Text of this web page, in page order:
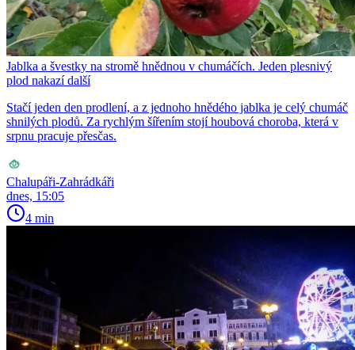
Jablka a švestky na stromě hnědnou v chumáčích. Jeden plesnivý
plod nakazí další
Stačí jeden den prodlení, a z jednoho hnědého jablka je celý chumáč
shnilých plodů. Za rychlým šířením stojí houbová choroba, která v
srpnu pracuje přesčas.
Chalupáři-Zahrádkáři
dnes, 15:05
4 min